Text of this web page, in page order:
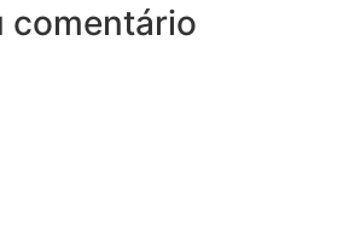
comentário